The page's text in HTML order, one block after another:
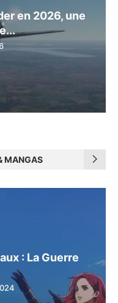
en 2026, une
MANGAS
: La Guerre